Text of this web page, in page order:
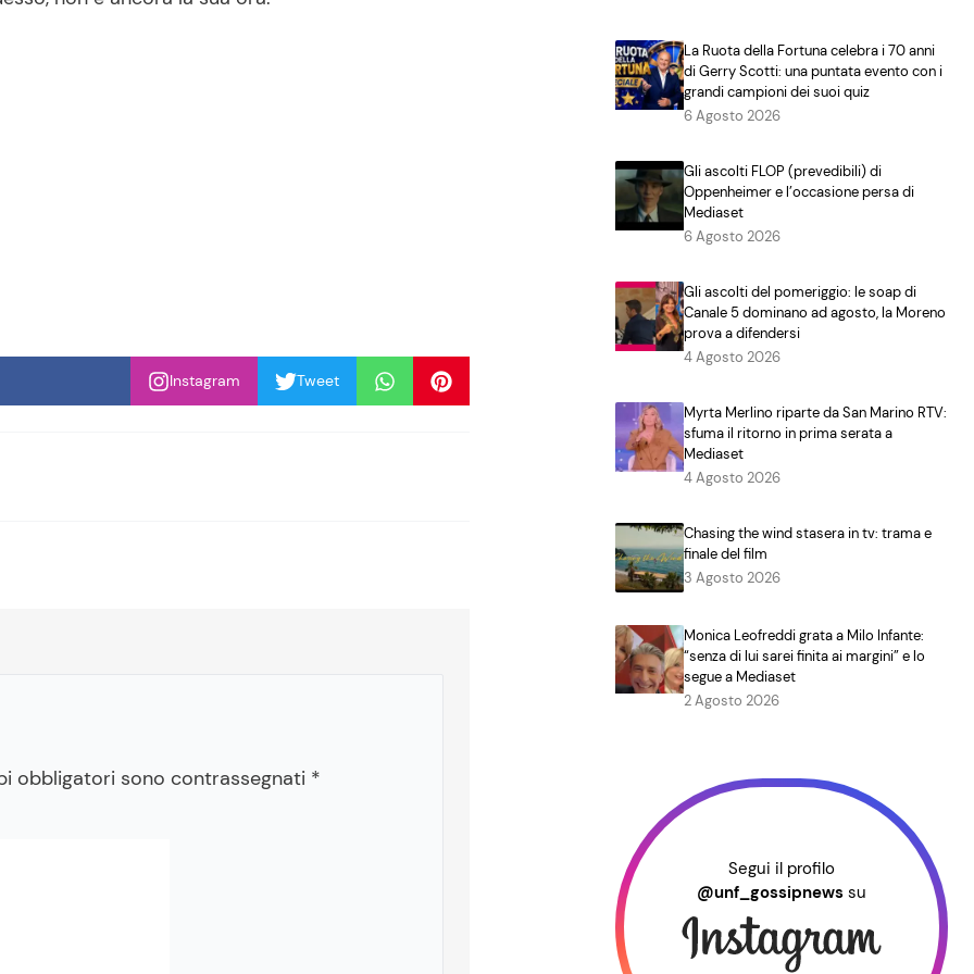
Instagram Tweet
obbligatori sono contrassegnati *
La Ruota della Fortuna celebra i 70 anni
di Gerry Scotti: una puntata evento con i
grandi campioni dei suoi quiz
6 Agosto 2026
Gli ascolti FLOP (prevedibili) di
Oppenheimer e l’occasione persa di
Mediaset
6 Agosto 2026
Gli ascolti del pomeriggio: le soap di
Canale 5 dominano ad agosto, la Moreno
prova a difendersi
4 Agosto 2026
Myrta Merlino riparte da San Marino RTV:
sfuma il ritorno in prima serata a
Mediaset
4 Agosto 2026
Chasing the wind stasera in tv: trama e
finale del film
3 Agosto 2026
Monica Leofreddi grata a Milo Infante:
“senza di lui sarei finita ai margini” e lo
segue a Mediaset
2 Agosto 2026
Segui il profilo
@unf_gossipnews su